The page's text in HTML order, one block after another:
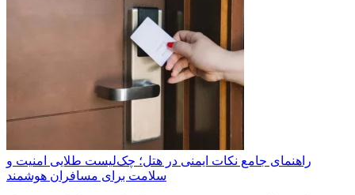
راهنمای جامع نکات ایمنی در هتل؛ چک‌لیست طلایی امنیت و
سلامت برای مسافران هوشمند